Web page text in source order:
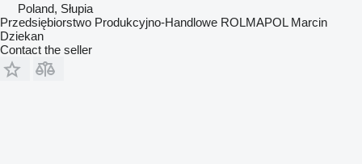
Poland, Słupia
Przedsiębiorstwo Produkcyjno-Handlowe ROLMAPOL Marcin
Dziekan
Contact the seller